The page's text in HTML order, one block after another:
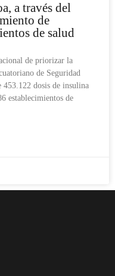
a través del
de
de salud
de priorizar la
de Seguridad
dosis de insulina
establecimientos de